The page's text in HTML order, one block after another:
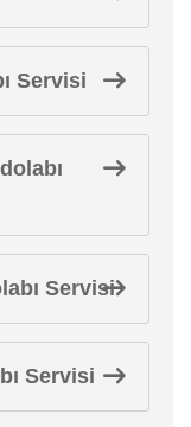
Servisi
Servisi
Servisi